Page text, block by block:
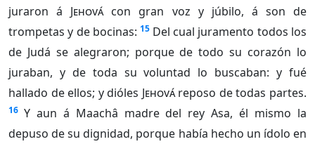
juraron á Jehovácon gran voz y júbilo, á son de
trompetas y de bocinas: 15 Del cual juramento todos los
de Judá se alegraron; porque de todo su corazón lo
juraban, y de toda su voluntad lo buscaban: y fué
hallado de ellos; y dióles Jehováreposo de todas partes.
16 Y aun á Maachâ madre del rey Asa, él mismo la
depuso de su dignidad, porque había hecho un ídolo en